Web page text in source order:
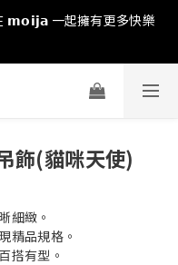
一起擁有更多快樂
飾(貓咪天使)
細緻。
精品規格。
搭有型。